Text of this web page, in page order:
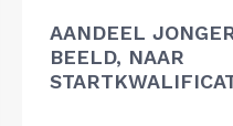
AANDEEL
BEELD, NAAR